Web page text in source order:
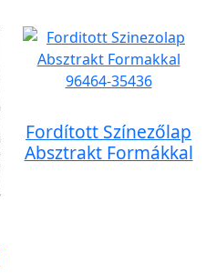
Fordított Színezőlap
Absztrakt Formákkal